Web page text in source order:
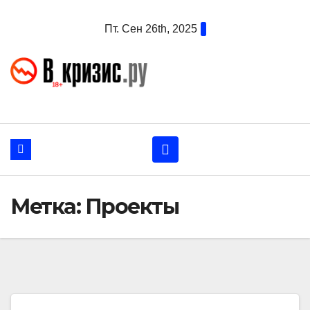
Пт. Сен 26th, 2025
Метка: Проекты